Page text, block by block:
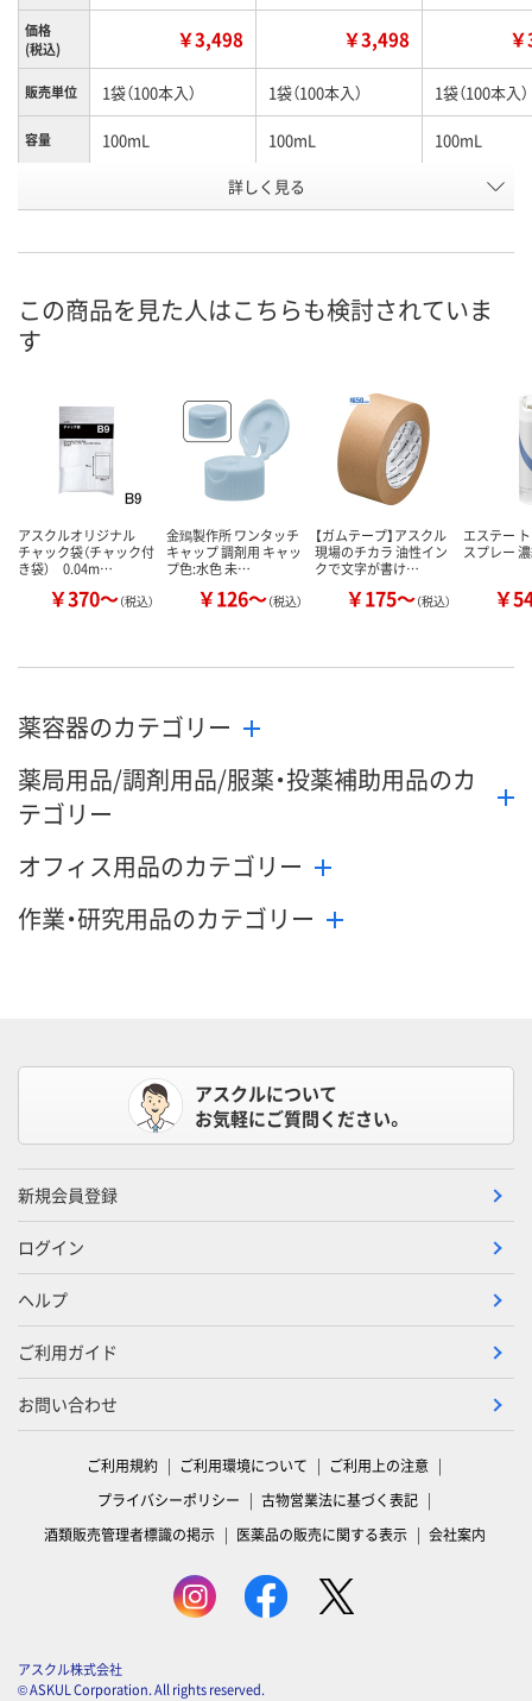
価格
(税込)
￥3,498 ￥3,498
販売単位 1袋（100本入） 1袋（100本入） 1袋（100本入）
容量 100mL 100mL 100mL
ピンク ブラウン
2604549 2604567 2604576
在庫
お届け日
ません
ません
詳しく見る
この商品を見た人はこちらも検討されていま
す
アスクルオリジナル
チャック袋（チャック付
き袋） 0.04m…
￥370～（税込）
金鵄製作所 ワンタッチ
キャップ 調剤用 キャッ
プ色:水色 未…
￥126～（税込）
【ガムテープ】アスクル
現場のチカラ 油性イン
クで文字が書け…
￥175～（税込）
エステー
スプレー
￥
薬容器のカテゴリー
薬局用品/調剤用品/服薬・投薬補助用品のカ
テゴリー
オフィス用品のカテゴリー
作業・研究用品のカテゴリー
アスクルについて
お気軽にご質問ください。
新規会員登録
ログイン
ヘルプ
ご利用ガイド
お問い合わせ
ご利用規約 ご利用環境について
ご利用上の注意
プライバシーポリシー
古物営業法に基づく表記
酒類販売管理者標識の掲示
医薬品の販売に関する表示 会社案内
アスクル株式会社
© ASKUL Corporation. All rights reserved.